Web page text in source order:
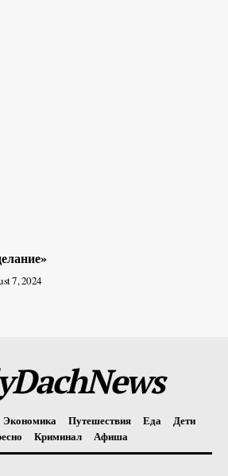
7, 2024
Экономика Путешествия Еда
Дети
Криминал Афиша